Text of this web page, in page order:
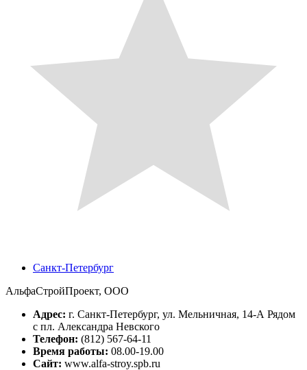
Санкт-Петербург
АльфаСтройПроект, ООО
Адрес: г. Санкт-Петербург, ул. Мельничная, 14-А Рядом
с пл. Александра Невского
Телефон: (812) 567-64-11
Время работы: 08.00-19.00
Сайт: www.alfa-stroy.spb.ru